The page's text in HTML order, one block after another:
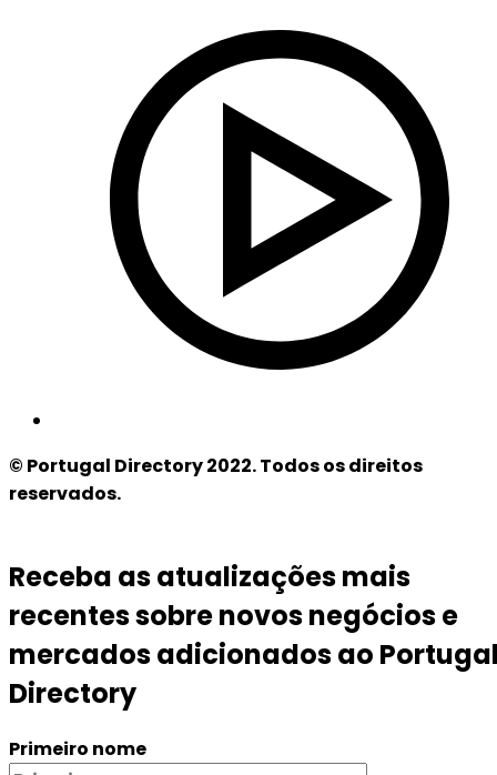
© Portugal Directory 2022. Todos os direitos
reservados.
Receba as atualizações mais
recentes sobre novos negócios e
mercados adicionados ao
Directory
Primeiro nome